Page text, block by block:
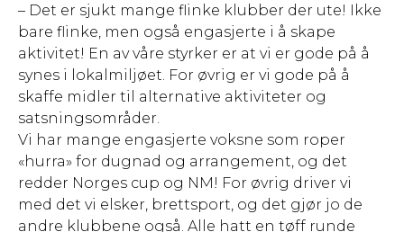
– Det er sjukt mange flinke klubber der ute! Ikke
bare flinke, men også engasjerte i å skape
aktivitet! En av våre styrker er at vi er gode på å
synes i lokalmiljøet. For øvrig er vi gode på å
skaffe midler til alternative aktiviteter og
satsningsområder.
Vi har mange engasjerte voksne som roper
«hurra» for dugnad og arrangement, og det
redder Norges cup og NM! For øvrig driver vi
med det vi elsker, brettsport, og det gjør jo de
andre klubbene også. Alle hatt en tøff runde